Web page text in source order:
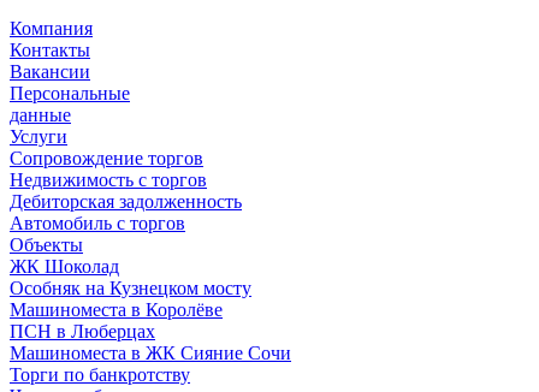
Компания
Контакты
Вакансии
Персональные
данные
Услуги
Сопровождение торгов
Недвижимость с торгов
Дебиторская задолженность
Автомобиль с торгов
Объекты
ЖК Шоколад
Особняк на Кузнецком мосту
Машиноместа в Королёве
ПСН в Люберцах
Машиноместа в ЖК Сияние Сочи
Торги по банкротству